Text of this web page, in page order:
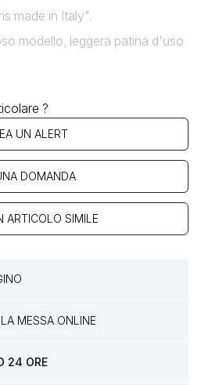
made in Italy".
modello, leggera patina d'uso
?
UN ALERT
DOMANDA
ARTICOLO SIMILE
MESSA ONLINE
24 ORE